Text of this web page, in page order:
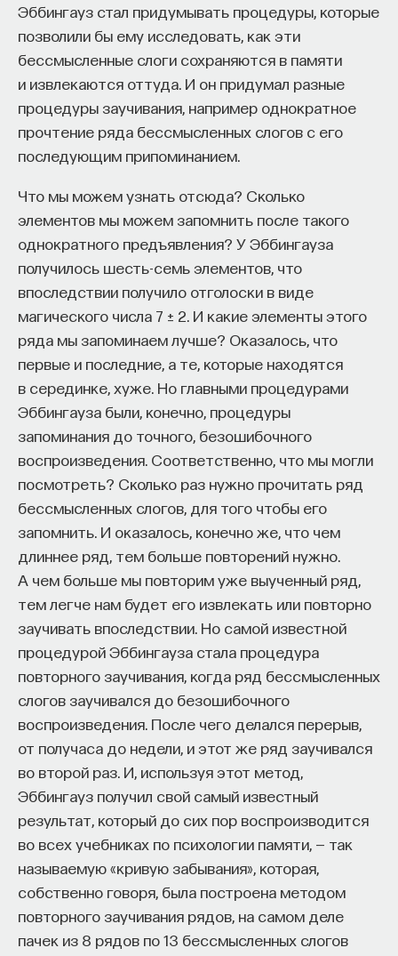
Эббингауз стал придумывать процедуры, которые
позволили бы ему исследовать, как эти
бессмысленные слоги сохраняются в памяти
и извлекаются оттуда. И он придумал разные
процедуры заучивания, например однократное
прочтение ряда бессмысленных слогов с его
последующим припоминанием.
Что мы можем узнать отсюда? Сколько
элементов мы можем запомнить после такого
однократного предъявления? У Эббингауза
получилось шесть-семь элементов, что
впоследствии получило отголоски в виде
магического числа 7 ± 2. И какие элементы этого
ряда мы запоминаем лучше? Оказалось, что
первые и последние, а те, которые находятся
в серединке, хуже. Но главными процедурами
Эббингауза были, конечно, процедуры
запоминания до точного, безошибочного
воспроизведения. Соответственно, что мы могли
посмотреть? Сколько раз нужно прочитать ряд
бессмысленных слогов, для того чтобы его
запомнить. И оказалось, конечно же, что чем
длиннее ряд, тем больше повторений нужно.
А чем больше мы повторим уже выученный ряд,
тем легче нам будет его извлекать или повторно
заучивать впоследствии. Но самой известной
процедурой Эббингауза стала процедура
повторного заучивания, когда ряд бессмысленных
слогов заучивался до безошибочного
воспроизведения. После чего делался перерыв,
от получаса до недели, и этот же ряд заучивался
во второй раз. И, используя этот метод,
Эббингауз получил свой самый известный
результат, который до сих пор воспроизводится
во всех учебниках по психологии памяти, — так
называемую «кривую забывания», которая,
собственно говоря, была построена методом
повторного заучивания рядов, на самом деле
пачек из 8 рядов по 13 бессмысленных слогов
ПАМЯТЬ КОГНИТИВНЫЕ НАУКИ
Внеси свой вклад в дело
просвещения!
ПОДДЕРЖАТЬ ПОСТНАУКУ